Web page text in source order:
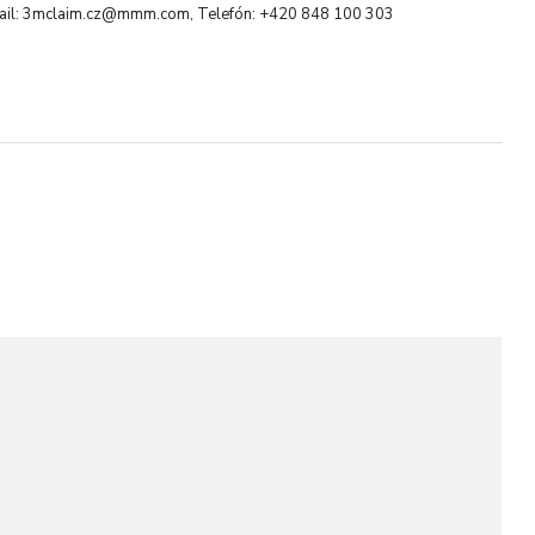
3mclaim.cz@mmm.com, Telefón: +420 848 100 303